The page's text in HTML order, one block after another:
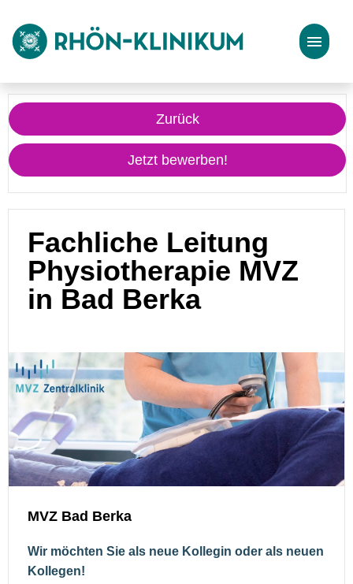
Stellenangebote
Bewerbungstipps
Zurück
Jetzt bewerben!
Fachliche Leitung
Physiotherapie MVZ
in Bad Berka
MVZ Bad Berka
Wir möchten Sie als neue Kollegin oder als neuen
Kollegen!